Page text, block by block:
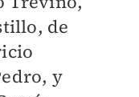
de
y